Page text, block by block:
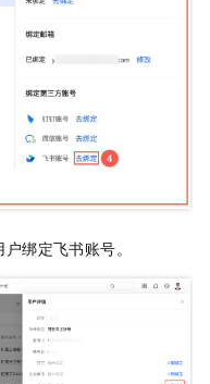
绑定飞书账号。